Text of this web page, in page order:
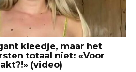
kleedje, maar het
totaal niet: «Voor
(video)